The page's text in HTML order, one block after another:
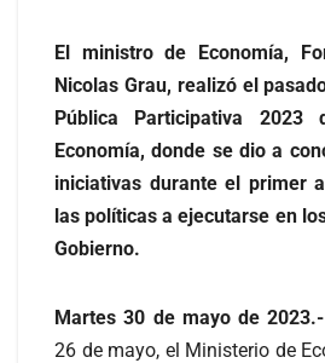
El ministro de Economía,
Nicolas Grau, realizó el
Pública Participativa 2023
Economía, donde se dio a
iniciativas durante el primer
las políticas a ejecutarse en
Gobierno.
Martes 30 de mayo de 2023.-
26 de mayo, el Ministerio de